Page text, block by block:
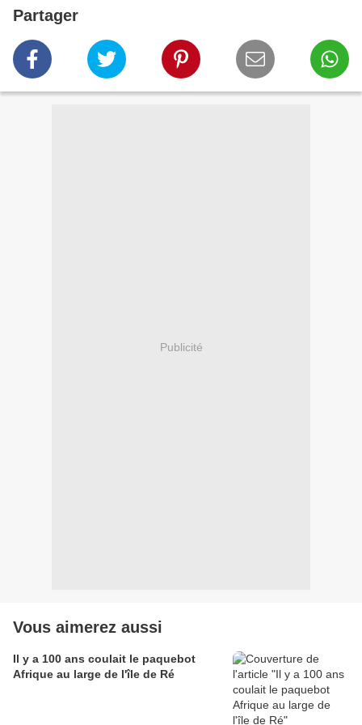
Partager
Publicité
Vous aimerez aussi
Il y a 100 ans coulait le paquebot
Afrique au large de l'île de Ré